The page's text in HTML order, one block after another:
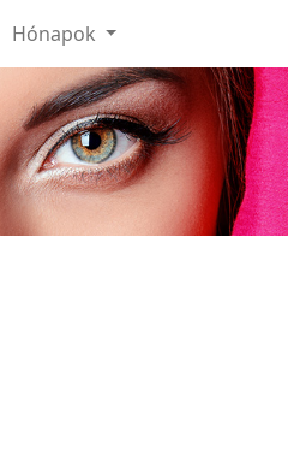
Hónapok